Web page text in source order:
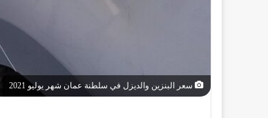
سعر البنزين والديزل في سلطنة عمان شهر يوليو 2021